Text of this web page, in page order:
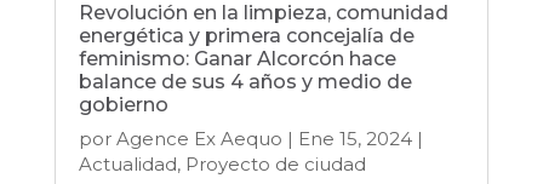
Revolución en la limpieza, comunidad
energética y primera concejalía de
feminismo: Ganar Alcorcón hace
balance de sus 4 años y medio de
gobierno
por Agence Ex Aequo | Ene 15, 2024|
Actualidad, Proyecto de ciudad